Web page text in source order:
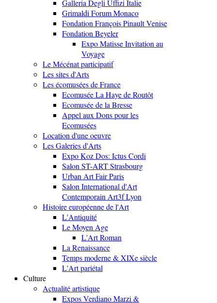
Galleria Degli Uffizi Italie
Grimaldi Forum Monaco
Fondation François Pinault Venise
Fondation Beyeler
Expo Matisse Invitation au
Voyage
Le Mécénat participatif
Les sites d'Arts
Les écomusées de France
Ecomusée La Haye de Routôt
Ecomusée de la Bresse
Appel aux Dons pour les
Ecomusées
Location d'une oeuvre
Les Galeries d'Arts
Expo Koz Dos: Ictus Cordi
Salon ST-ART Strasbourg
Urban Art Fair Paris
Salon International d'Art
Contemporain Art3f Lyon
Histoire européenne de l'Art
L'Antiquité
Le Moyen Age
L'Art Roman
La Renaissance
Temps moderne & XIXe siècle
L'Art pariétal
Culture
Actualité artistique
Expos Verdiano Marzi &